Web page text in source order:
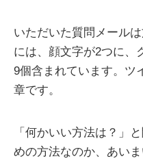
いただいた質問メール
には、顔文字が2つに、
9個含まれています。ツ
章です。
「何かいい方法は？」
めの方法なのか、あい